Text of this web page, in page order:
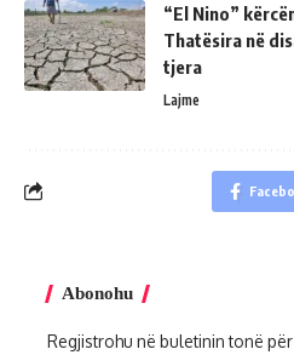
“El Nino”
Thatësira në
tjera
Lajme
Abonohu
Regjistrohu në buletinin tonë